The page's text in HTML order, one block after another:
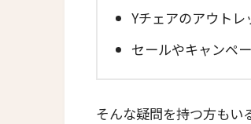
Yチェアのアウトレ
セールやキャンペ
そんな疑問を持つ方もい